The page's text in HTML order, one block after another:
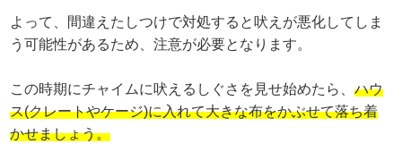
よって、間違えたしつけで対処すると吠えが悪化してしま
う可能性があるため、注意が必要となります。
この時期にチャイムに吠えるしぐさを見せ始めたら、ハウ
ス(クレートやケージ)に入れて大きな布をかぶせて落ち着
かせましょう。